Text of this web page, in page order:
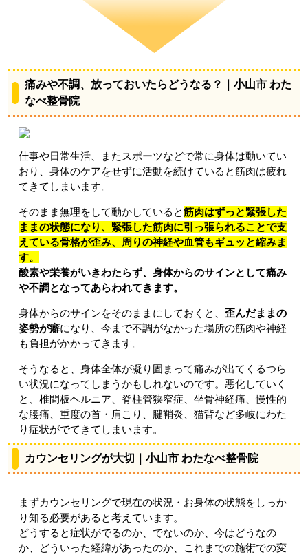
痛みや不調、放っておいたらどうなる？｜小山市 わた
なべ整骨院
仕事や日常生活、またスポーツなどで常に身体は動いてい
おり、身体のケアをせずに活動を続けていると筋肉は疲れ
てきてしまいます。
そのまま無理をして動かしていると筋肉はずっと緊張した
ままの状態になり、緊張した筋肉に引っ張られることで支
えている骨格が歪み、周りの神経や血管もギュッと縮みま
す。
酸素や栄養がいきわたらず、身体からのサインとして痛み
や不調となってあらわれてきます。
身体からのサインをそのままにしておくと、 歪んだままの
姿勢が癖になり、今まで不調がなかった場所の筋肉や神経
も負担がかかってきます。
そうなると、身体全体が凝り固まって痛みが出てくるつら
い状況になってしまうかもしれないのです。悪化していく
と、椎間板ヘルニア、脊柱管狭窄症、坐骨神経痛、慢性的
な腰痛、重度の首・肩こり、腱鞘炎、猫背など多岐にわた
り症状がでてきてしまいます。
カウンセリングが大切｜小山市 わたなべ整骨院
まずカウンセリングで現在の状況・お身体の状態をしっか
り知る必要があると考えています。
どうすると症状がでるのか、でないのか、今はどうなの
か、どういった経緯があったのか、これまでの施術での変